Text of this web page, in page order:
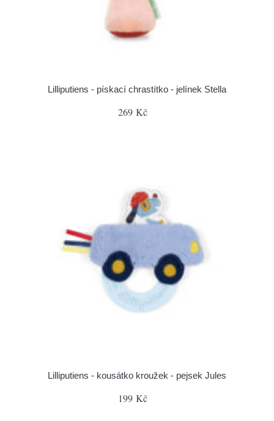
Lilliputiens - pískací chrastítko - jelínek Stella
269 Kč
Lilliputiens - kousátko kroužek - pejsek Jules
199 Kč